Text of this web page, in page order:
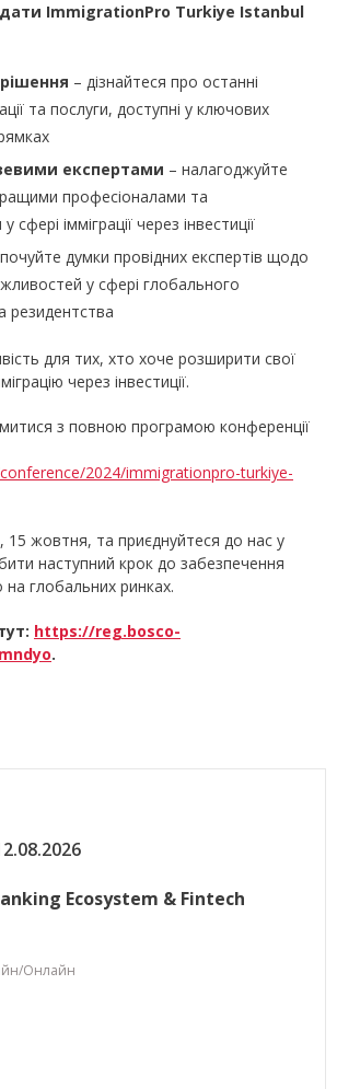
ImmigrationPro Turkiye Istanbul
– дізнайтеся про останні
та послуги, доступні у ключових
експертами – налагоджуйте
професіоналами та
імміграції через інвестиції
думки провідних експертів щодо
у сфері глобального
резидентства
для тих, хто хоче розширити свої
через інвестиції.
з повною програмою конференції
2024/immigrationpro-turkiye-
15 жовтня, та приєднуйтеся до нас у
наступний крок до забезпечення
глобальних ринках.
https://reg.bosco-
.
Ecosystem & Fintech
Онлайн